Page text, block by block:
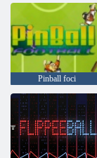
Pinball foci